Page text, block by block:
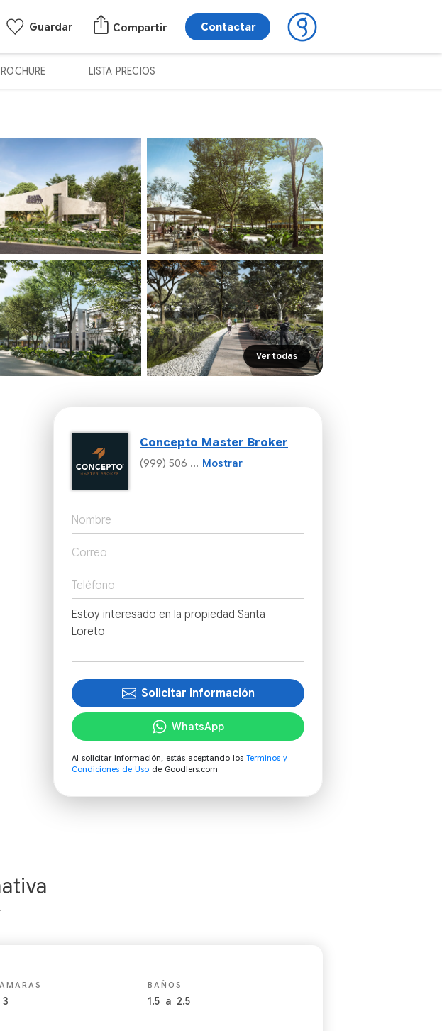
Guardar Compartir Contactar
LISTA PRECIOS
Ver todas
Concepto Master Broker
(999) 506 ... Mostrar
Solicitar información
WhatsApp
Al solicitar información, estás aceptando los Terminos y
Condiciones de Uso de Goodlers.com
3
BAÑOS
1.5 a 2.5